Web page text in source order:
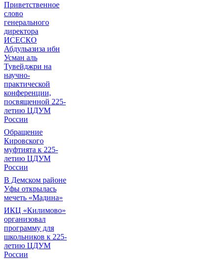
Приветственное
слово
генерального
директора
ИСЕСКО
Абдульазиза ибн
Усман аль
Тувейджри на
научно-
практической
конференции,
посвященной 225-
летию ЦДУМ
России
Обращение
Кировского
муфтията к 225-
летию ЦДУМ
России
В Демском районе
Уфы открылась
мечеть «Мадина»
ИКЦ «Килимово»
организовал
программу для
школьников к 225-
летию ЦДУМ
России